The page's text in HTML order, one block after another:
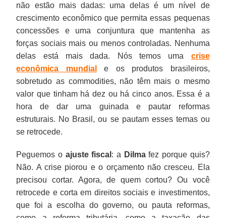
não estão mais dadas: uma delas é um nível de
crescimento econômico que permita essas pequenas
concessões e uma conjuntura que mantenha as
forças sociais mais ou menos controladas. Nenhuma
delas está mais dada. Nós temos uma crise
econômica mundial
e os produtos brasileiros,
sobretudo as commodities, não têm mais o mesmo
valor que tinham há dez ou há cinco anos. Essa é a
hora de dar uma guinada e pautar reformas
estruturais. No Brasil, ou se pautam esses temas ou
se retrocede.
Peguemos o ajuste fiscal : a Dilmafez porque quis?
Não. A crise piorou e o orçamento não cresceu. Ela
precisou cortar. Agora, de quem cortou? Ou você
retrocede e corta em direitos sociais e investimentos,
que foi a escolha do governo, ou pauta reformas,